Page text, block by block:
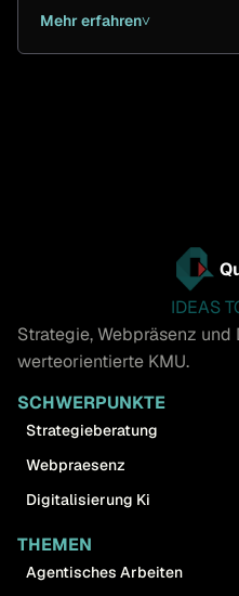
Mehr erfahren˅
IDEAS
Strategie, Webpräsenz
werteorientierte KMU.
SCHWERPUNKTE
Strategieberatung
Webpraesenz
Digitalisierung Ki
THEMEN
Agentisches Arbeiten